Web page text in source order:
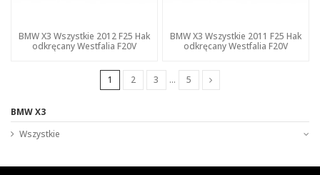
BMW X3 Wszystkie 2012 F25 Hak
odkręcany Westfalia F20V
BMW X3 Wszystkie 2011 F25 Hak
odkręcany Westfalia F20V
1 2 3 … 5
BMW X3
Wszystkie